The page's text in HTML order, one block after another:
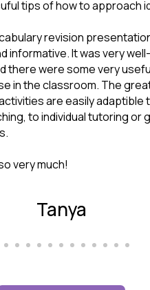
tips of how to approach
revision
informative. It was very well-
there were some very
in the classroom. The
are easily adaptible
to individual tutoring or
very much!
Tanya